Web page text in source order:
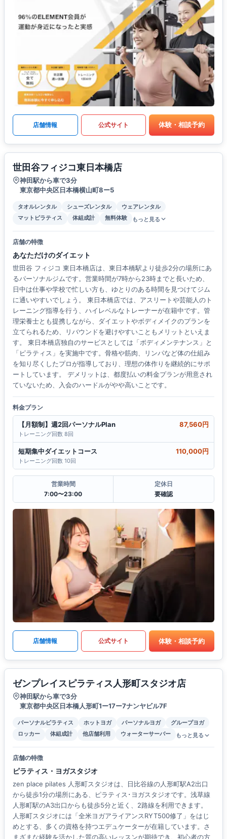
店舗情報 公式サイト 体験・相談予約
世田谷フィジコ東日本橋店
神田駅から車で3分
東京都中央区日本橋横山町8ー5
タオルレンタル シューズレンタル
ウェアレンタル
マットピラティス
体組成計 無料体験 もっと見る
店舗の特徴
あなただけのダイエット
世田谷 フィジコ 東日本橋店は、東日本橋駅より徒歩2分の場所にあ
るパーソナルジムです。営業時間が7時から23時までと長いため、
日中は仕事や学校で忙しい方も、ゆとりのある時間を見つけてジム
に通いやすいでしょう。 東日本橋店では、アスリートや芸能人のト
レーニング指導を行う、ハイレベルなトレーナーが在籍中です。管
理栄養士とも提携しながら、ダイエットやボディメイクのプランを
立てられるため、リバウンドを避けやすいこともメリットといえま
す。 東日本橋店独自のサービスとしては「ボディメンテナンス」と
「ピラティス」を実施中です。骨格や筋肉、リンパなど体の仕組み
を知り尽くしたプロが指導しており、理想の体作りを継続的にサポ
ートしています。 デメリットは、都度払いの料金プランが用意され
ていないため、入会のハードルがやや高いことです。
料金プラン
【月額制】週2回パーソナルPlan 87,560円
トレーニング回数 8回
短期集中ダイエットコース 110,000円
トレーニング回数 10回
営業時間
7:00〜23:00
定休日
要確認
店舗情報 公式サイト 体験・相談予約
ゼンプレイスピラティス人形町スタジオ店
神田駅から車で3分
東京都中央区日本橋人形町1ー17ー7ナンヤビル7F
パーソナルピラティス ホットヨガ パーソナルヨガ
グループヨガ
ロッカー
体組成計 他店舗利用 ウォーターサーバー もっと見る
店舗の特徴
ピラティス・ヨガスタジオ
zen place pilates 人形町スタジオは、日比谷線の人形町駅A2出口
から徒歩1分の場所にある、ピラティス･ヨガスタジオです。浅草線
人形町駅のA3出口からも徒歩5分と近く、2路線を利用できます。
人形町スタジオには「全米ヨガアライアンスRYT500修了」をはじ
めとする、多くの資格を持つエデュケーターが在籍しています。さ
まざまな経験を活かした質の高いレッスンが期待でき、初心者の方